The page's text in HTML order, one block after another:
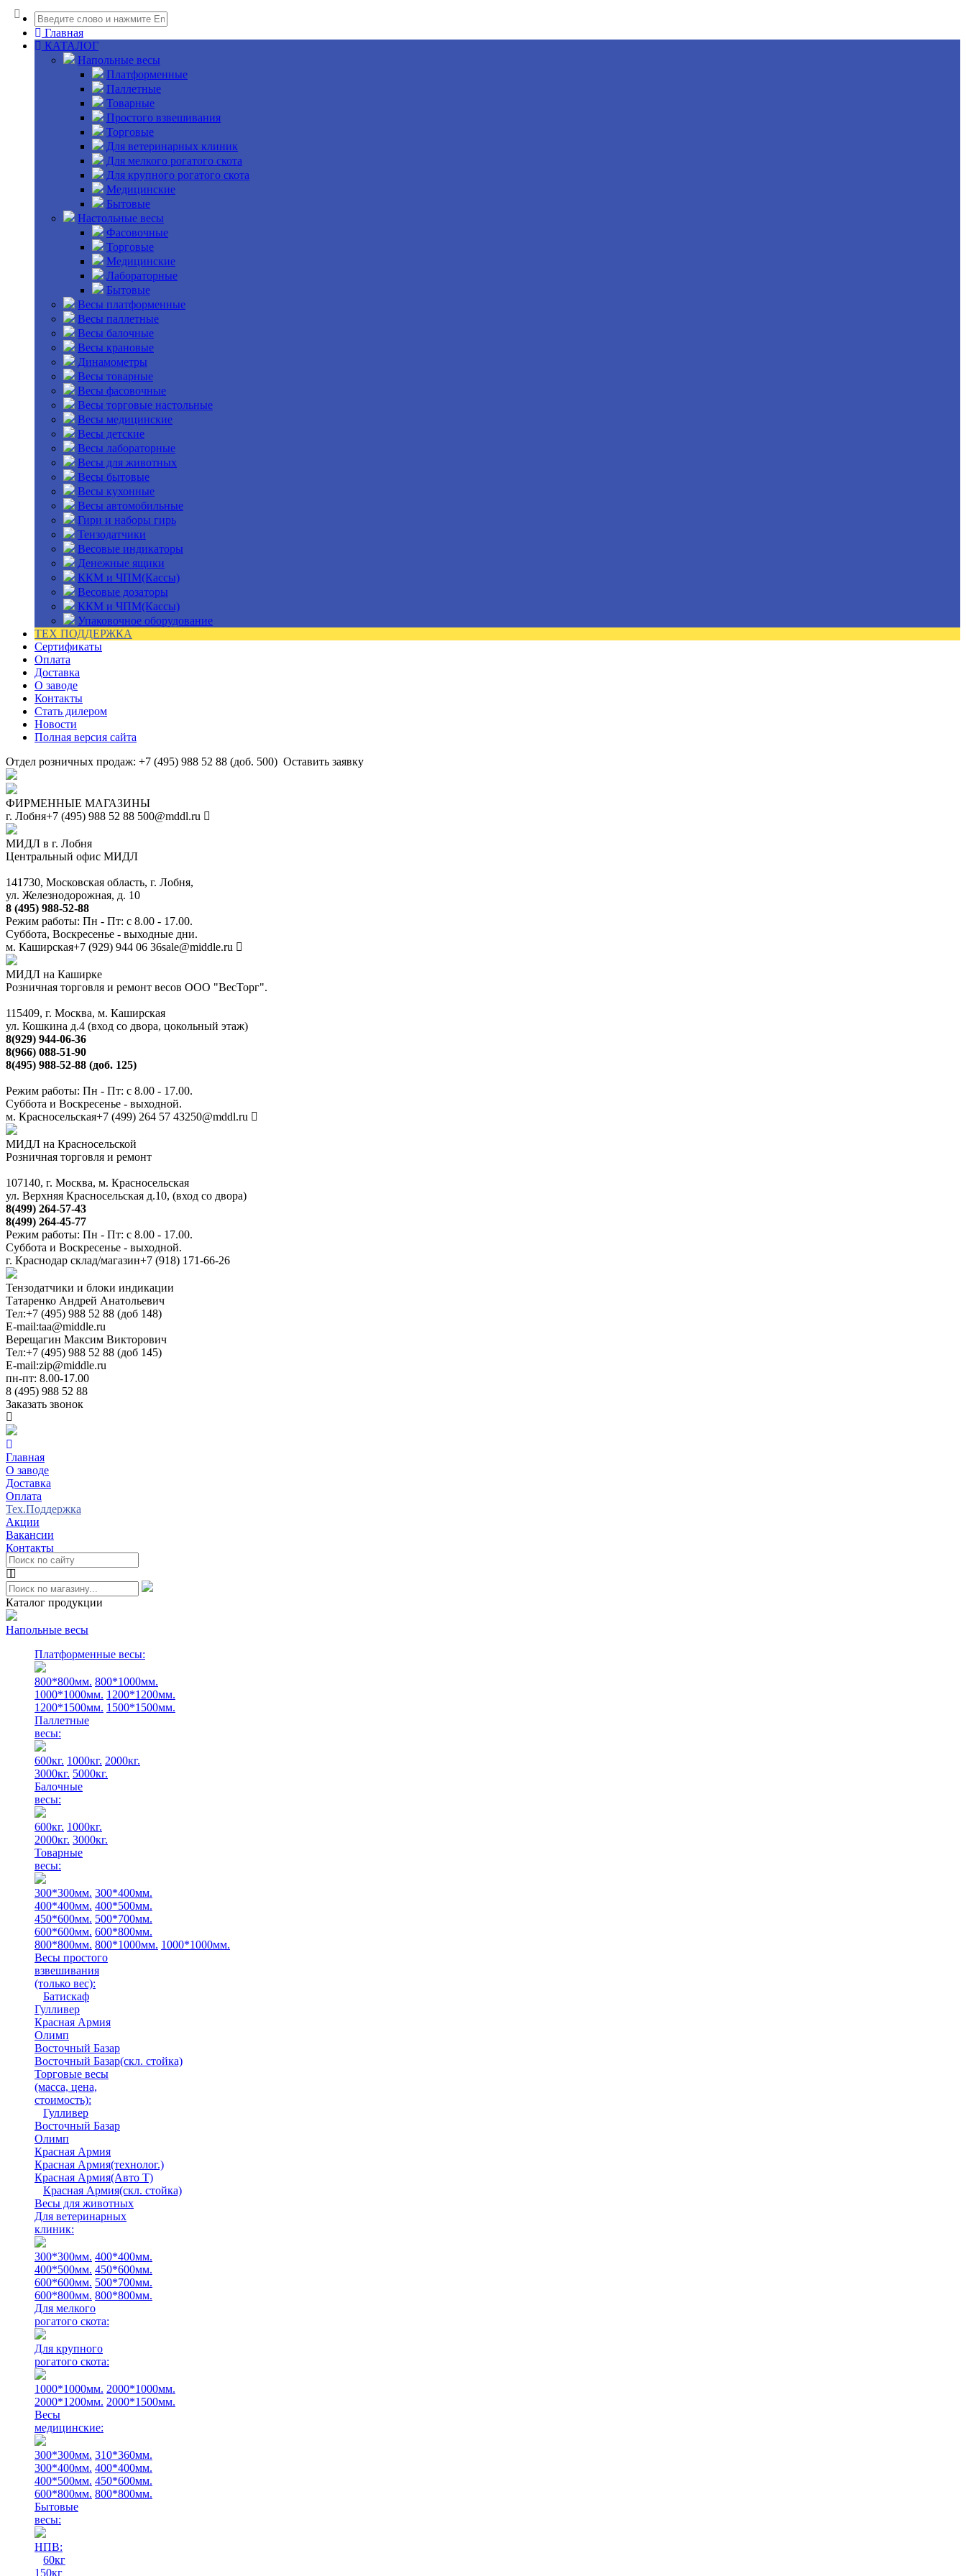
Главная
КАТАЛОГ
Напольные весы
Платформенные
Паллетные
Товарные
Простого взвешивания
Торговые
Для ветеринарных клиник
Для мелкого рогатого скота
Для крупного рогатого скота
Медицинские
Бытовые
Настольные весы
Фасовочные
Торговые
Медицинские
Лабораторные
Бытовые
Весы платформенные
Весы паллетные
Весы балочные
Весы крановые
Динамометры
Весы товарные
Весы фасовочные
Весы торговые настольные
Весы медицинские
Весы детские
Весы лабораторные
Весы для животных
Весы бытовые
Весы кухонные
Весы автомобильные
Гири и наборы гирь
Тензодатчики
Весовые индикаторы
Денежные ящики
ККМ и ЧПМ(Кассы)
Весовые дозаторы
ККМ и ЧПМ(Кассы)
Упаковочное оборудование
ТЕХ ПОДДЕРЖКА
Сертификаты
Оплата
Доставка
О заводе
Контакты
Стать дилером
Новости
Полная версия сайта
Отдел розничных продаж: +7 (495) 988 52 88 (доб. 500) Оставить заявку
ФИРМЕННЫЕ МАГАЗИНЫ
г. Лобня+7 (495) 988 52 88 500@mddl.ru
МИДЛ в г. Лобня
Центральный офис МИДЛ
141730, Московская область, г. Лобня,
ул. Железнодорожная, д. 10
8 (495) 988-52-88
Режим работы: Пн - Пт: с 8.00 - 17.00.
Суббота, Воскресенье - выходные дни.
м. Каширская+7 (929) 944 06 36sale@middle.ru
МИДЛ на Каширке
Розничная торговля и ремонт весов ООО "ВесТорг".
115409, г. Москва, м. Каширская
ул. Кошкина д.4 (вход со двора, цокольный этаж)
8(929) 944-06-36
8(966) 088-51-90
8(495) 988-52-88 (доб. 125)
Режим работы: Пн - Пт: с 8.00 - 17.00.
Суббота и Воскресенье - выходной.
м. Красносельская+7 (499) 264 57 43250@mddl.ru
МИДЛ на Красносельской
Розничная торговля и ремонт
107140, г. Москва, м. Красносельская
ул. Верхняя Красносельская д.10, (вход со двора)
8(499) 264-57-43
8(499) 264-45-77
Режим работы: Пн - Пт: с 8.00 - 17.00.
Суббота и Воскресенье - выходной.
г. Краснодар склад/магазин+7 (918) 171-66-26
Тензодатчики и блоки индикации
Татаренко Андрей Анатольевич
Тел:+7 (495) 988 52 88 (доб 148)
E-mail:taa@middle.ru
Верещагин Максим Викторович
Тел:+7 (495) 988 52 88 (доб 145)
E-mail:zip@middle.ru
пн-пт: 8.00-17.00
8 (495) 988 52 88
Заказать звонок
Главная
О заводе
Доставка
Оплата
Тех.Поддержка
Акции
Вакансии
Контакты
Каталог продукции
Напольные весы
Платформенные весы:
800*800мм. 800*1000мм.
1000*1000мм. 1200*1200мм.
1200*1500мм. 1500*1500мм.
Паллетные
весы:
600кг. 1000кг. 2000кг.
3000кг. 5000кг.
Балочные
весы:
600кг. 1000кг.
2000кг. 3000кг.
Товарные
весы:
300*300мм. 300*400мм.
400*400мм. 400*500мм.
450*600мм. 500*700мм.
600*600мм. 600*800мм.
800*800мм. 800*1000мм. 1000*1000мм.
Весы простого
взвешивания
(только вес):
Батискаф
Гулливер
Красная Армия
Олимп
Восточный Базар
Восточный Базар(скл. стойка)
Торговые весы
(масса, цена,
стоимость):
Гулливер
Восточный Базар
Олимп
Красная Армия
Красная Армия(технолог.)
Красная Армия(Авто Т)
Красная Армия(скл. стойка)
Весы для животных
Для ветеринарных
клиник:
300*300мм. 400*400мм.
400*500мм. 450*600мм.
600*600мм. 500*700мм.
600*800мм. 800*800мм.
Для мелкого
рогатого скота:
Для крупного
рогатого скота:
1000*1000мм. 2000*1000мм.
2000*1200мм. 2000*1500мм.
Весы
медицинские:
300*300мм. 310*360мм.
300*400мм. 400*400мм.
400*500мм. 450*600мм.
600*800мм. 800*800мм.
Бытовые
весы:
НПВ:
60кг
150кг